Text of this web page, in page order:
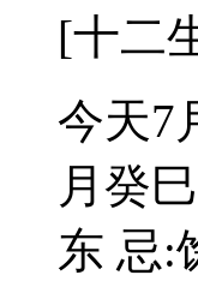
[十二
今天7
月癸
东 忌: